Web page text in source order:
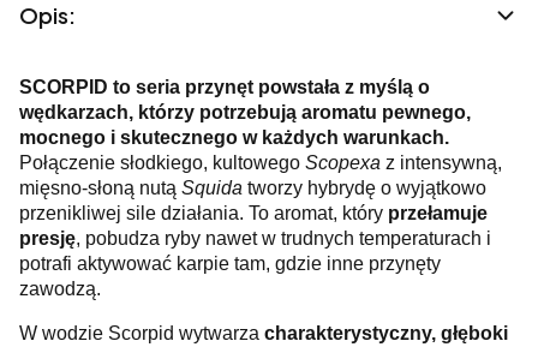
Opis:
SCORPID to seria przynęt powstała z myślą o
wędkarzach, którzy potrzebują aromatu pewnego,
mocnego i skutecznego w każdych warunkach.
Połączenie słodkiego, kultowego Scopexa z intensywną,
mięsno-słoną nutą Squida tworzy hybrydę o wyjątkowo
przenikliwej sile działania. To aromat, który przełamuje
presję, pobudza ryby nawet w trudnych temperaturach i
potrafi aktywować karpie tam, gdzie inne przynęty
zawodzą.
W wodzie Scorpid wytwarza charakterystyczny, głęboki